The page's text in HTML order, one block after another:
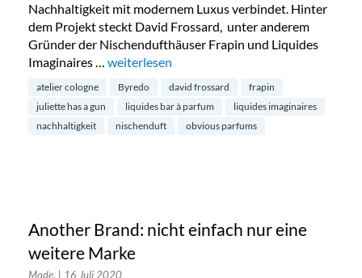
Nachhaltigkeit mit modernem Luxus verbindet. Hinter
dem Projekt steckt David Frossard, unter anderem
Gründer der Nischendufthäuser Frapin und Liquides
Imaginaires … „Obvious Parfums: das erste grüne Luxus-
weiterlesen
atelier cologne Byredo david frossard
frapin
juliette has a gun
liquides bar à parfum
liquides imaginaires
nachhaltigkeit
nischenduft obvious parfums
Another Brand: nicht einfach nur eine
weitere Marke
Mode, | 16 Juli 2020